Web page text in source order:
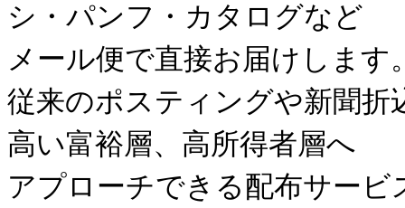
シ・パンフ・カタログなど
メール便で直接お届けします
従来のポスティングや新聞
高い富裕層、高所得者層へ
アプローチできる配布サービ